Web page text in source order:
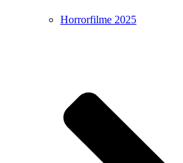
Horrorfilme 2025